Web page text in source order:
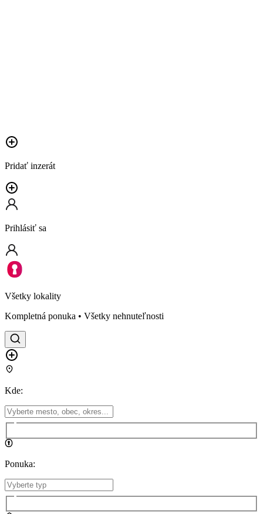
Pridať inzerát
Prihlásiť sa
Všetky lokality
Kompletná ponuka • Všetky nehnuteľnosti
Kde:
Ponuka: